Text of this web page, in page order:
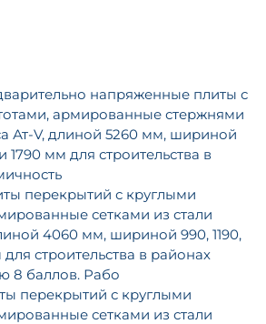
напряженные плиты с
армированные стержнями
Ат-V, длиной 5260 мм, шириной
1790 мм для строительства в
перекрытий с круглыми
сетками из стали
4060 мм, шириной 990, 1190,
строительства в районах
8 баллов. Рабо
перекрытий с круглыми
сетками из стали